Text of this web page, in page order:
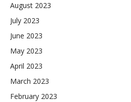
August 2023
July 2023
June 2023
May 2023
April 2023
March 2023
February 2023